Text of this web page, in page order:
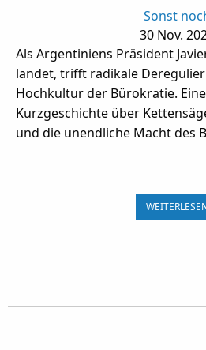
Sonst
30 Nov.
Als Argentiniens Präsident
landet, trifft radikale
Hochkultur der Bürokratie.
Kurzgeschichte über
und die unendliche Macht des